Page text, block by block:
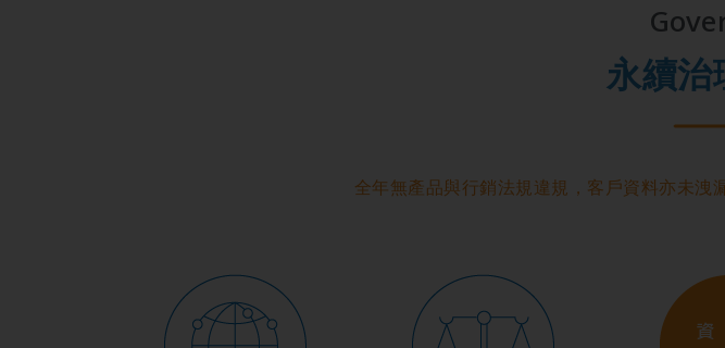
永續治
全年無產品與行銷法規違規，客戶資料亦未洩